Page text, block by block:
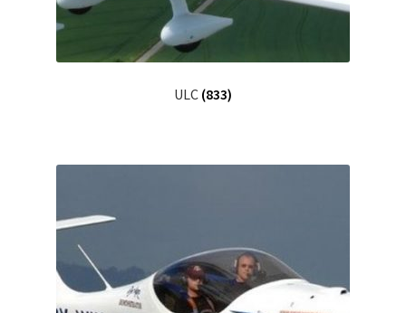
ULC (833)